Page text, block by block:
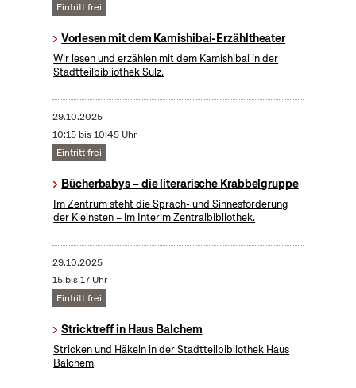
Eintritt frei
Vorlesen mit dem Kamishibai-Erzähltheater
Wir lesen und erzählen mit dem Kamishibai in der
Stadtteilbibliothek Sülz.
29.10.2025
10:15 bis 10:45 Uhr
Eintritt frei
Bücherbabys – die literarische Krabbelgruppe
Im Zentrum steht die Sprach- und Sinnesförderung
der Kleinsten – im Interim Zentralbibliothek.
29.10.2025
15 bis 17 Uhr
Eintritt frei
Stricktreff in Haus Balchem
Stricken und Häkeln in der Stadtteilbibliothek Haus
Balchem